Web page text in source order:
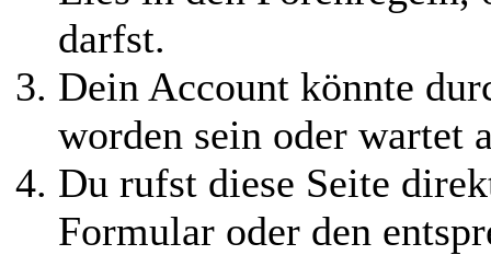
darfst.
Dein Account könnte
worden sein oder wartet
Du rufst diese Seite
Formular oder den